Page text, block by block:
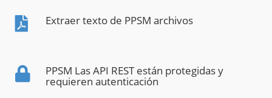
Extraer texto de PPSM archivos
PPSM Las API REST están protegidas y
requieren autenticación